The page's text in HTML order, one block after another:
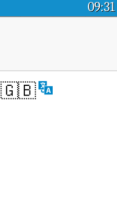
09:31
🇬🇧